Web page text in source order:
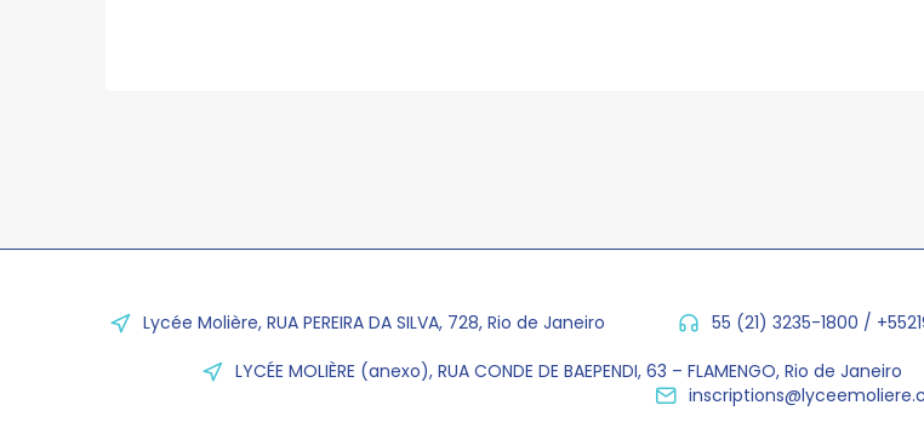
Lycée Molière, RUA PEREIRA DA SILVA, 728, Rio de Janeiro 55 (21) 3235-1800 /
LYCÉE MOLIÈRE (anexo), RUA CONDE DE BAEPENDI, 63 – FLAMENGO, Rio de Janeiro